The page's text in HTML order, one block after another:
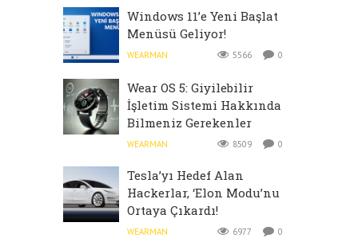
Windows 11’e Yeni Başlat
Menüsü Geliyor!
WEARMAN 5566 0
Wear OS 5: Giyilebilir
İşletim Sistemi Hakkında
Bilmeniz Gerekenler
WEARMAN 8509 0
Tesla’yı Hedef Alan
Hackerlar, ‘Elon Modu’nu
Ortaya Çıkardı!
WEARMAN 6977 0